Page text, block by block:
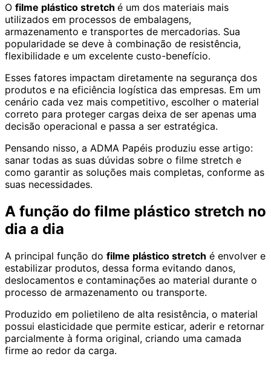
O filme plástico stretch é um dos materiais mais
utilizados em processos de embalagens,
armazenamento e transportes de mercadorias. Sua
popularidade se deve à combinação de resistência,
flexibilidade e um excelente custo-benefício.
Esses fatores impactam diretamente na segurança dos
produtos e na eficiência logística das empresas. Em um
cenário cada vez mais competitivo, escolher o material
correto para proteger cargas deixa de ser apenas uma
decisão operacional e passa a ser estratégica.
Pensando nisso, a ADMA Papéis produziu esse artigo:
sanar todas as suas dúvidas sobre o filme stretch e
como garantir as soluções mais completas, conforme as
suas necessidades.
A função do filme plástico stretch no
dia a dia
A principal função do filme plástico stretch é envolver e
estabilizar produtos, dessa forma evitando danos,
deslocamentos e contaminações ao material durante o
processo de armazenamento ou transporte.
Produzido em polietileno de alta resistência, o material
possui elasticidade que permite esticar, aderir e retornar
parcialmente à forma original, criando uma camada
firme ao redor da carga.